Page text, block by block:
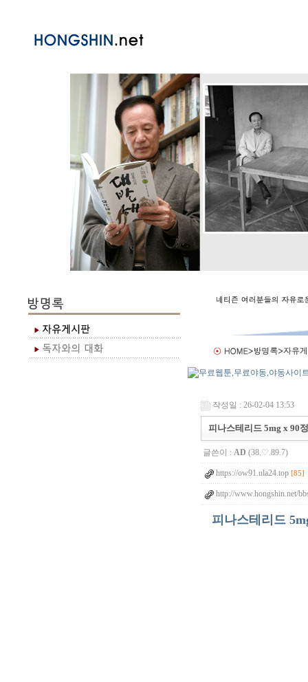
작성일 : 26-02-04 13:53
피나스테리드 5mg x 90
글쓴이 : AD (38.♡.89.7)
https://ow91.ula24.top [85]
http://www.hongshin.net/
피나스테리드